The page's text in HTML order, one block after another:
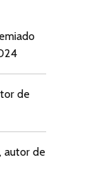
de
autor de